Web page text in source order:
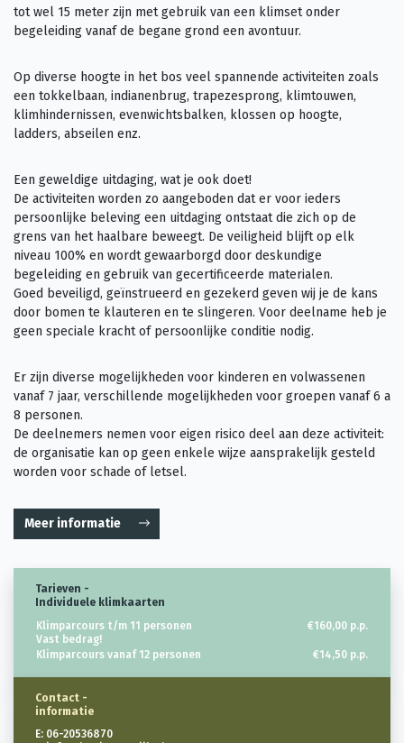
tot wel 15 meter zijn met gebruik van een klimset onder
begeleiding vanaf de begane grond een avontuur.
Op diverse hoogte in het bos veel spannende activiteiten zoals
een tokkelbaan, indianenbrug, trapezesprong, klimtouwen,
klimhindernissen, evenwichtsbalken, klossen op hoogte,
ladders, abseilen enz.
Een geweldige uitdaging, wat je ook doet!
De activiteiten worden zo aangeboden dat er voor ieders
persoonlijke beleving een uitdaging ontstaat die zich op de
grens van het haalbare beweegt. De veiligheid blijft op elk
niveau 100% en wordt gewaarborgd door deskundige
begeleiding en gebruik van gecertificeerde materialen.
Goed beveiligd, geïnstrueerd en gezekerd geven wij je de kans
door bomen te klauteren en te slingeren. Voor deelname heb je
geen speciale kracht of persoonlijke conditie nodig.
Er zijn diverse mogelijkheden voor kinderen en volwassenen
vanaf 7 jaar, verschillende mogelijkheden voor groepen vanaf 6 a
8 personen.
De deelnemers nemen voor eigen risico deel aan deze activiteit:
de organisatie kan op geen enkele wijze aansprakelijk gesteld
worden voor schade of letsel.
Meer informatie
Tarieven -
Individuele klimkaarten
Klimparcours t/m 11 personen
Vast bedrag!
€160,00 p.p.
Klimparcours vanaf 12 personen €14,50 p.p.
Contact -
informatie
E: 06-20536870